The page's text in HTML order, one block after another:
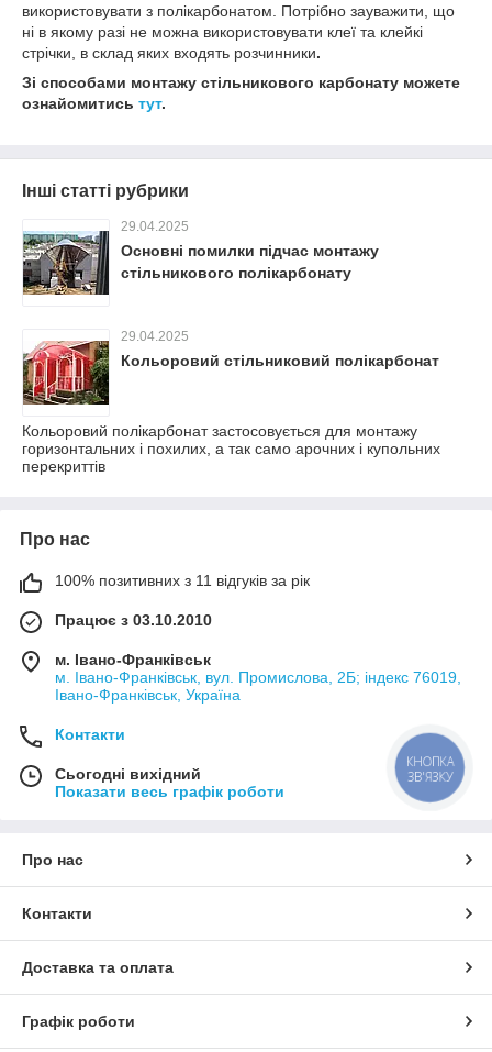
використовувати з полікарбонатом. Потрібно зауважити, що
ні в якому разі не можна використовувати клеї та клейкі
стрічки, в склад яких входять розчинники.
Зі способами монтажу стільникового карбонату можете
ознайомитись тут.
Інші статті рубрики
29.04.2025
Основні помилки підчас монтажу
стільникового полікарбонату
29.04.2025
Кольоровий стільниковий полікарбонат
Кольоровий полікарбонат застосовується для монтажу
горизонтальних і похилих, а так само арочних і купольних
перекриттів
Про нас
100% позитивних з 11 відгуків за рік
Працює з 03.10.2010
м. Івано-Франківськ
м. Івано-Франківськ, вул. Промислова, 2Б; індекс 76019,
Івано-Франківськ, Україна
Контакти
Сьогодні вихідний
Показати весь графік роботи
Про нас
Контакти
Доставка та оплата
Графік роботи
КНОПКА
ЗВ'ЯЗКУ